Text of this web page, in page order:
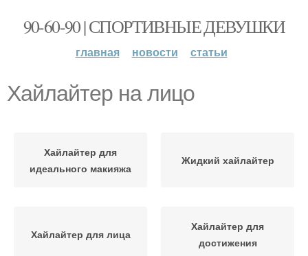
90-60-90 | СПОРТИВНЫЕ ДЕВУШКИ
главная новости статьи
Хайлайтер на лицо
Хайлайтер для
идеального макияжа
Жидкий хайлайтер
Хайлайтер для лица
Хайлайтер для
достижения